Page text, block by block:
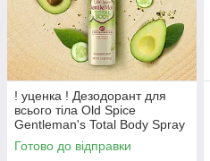
! уценка ! Дезодорант для
всього тіла Old Spice
Gentleman's Total Body Spray
Deodorant Cucumber +
Avocado 99g (США)
Готово до відправки